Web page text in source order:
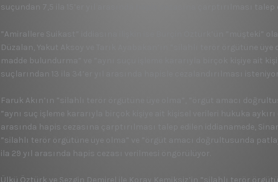
suçundan 7,5 ila 15’er yıl arasında hapis cezasına çarptırılması talep
”Amirallere Suikast” iddiasına ilişkin ise Burçin Öztürk’ün ”müşteki”
Düzalan, Yakut Aksoy ve Tarık Ayabakan’ın ”silahlı terör örgütüne
madde bulundurma” ve ”aynı suçu işleme kararıyla birçok kişiye ait
suçlarından 13 ila 34’er yıl arasında hapisle cezalandırılması isteniyor.
Faruk Akın’ın ”silahlı terör örgütüne üye olma”, ”örgüt amacı
”aynı suç işleme kararıyla birçok kişiye ait kişisel verileri hukuka
arasında hapis cezasına çarptırılması talep edilen iddianamede,
”silahlı terör örgütüne üye olma” ve ”örgüt amacı doğrultusunda
ila 29 yıl arasında hapis cezası verilmesi öngörülüyor.